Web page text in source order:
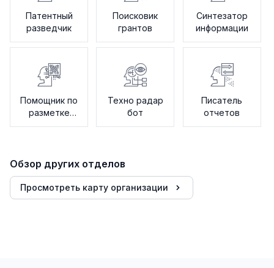
Патентный
разведчик
Поисковик
грантов
Синтезатор
информации
Помощник по
разметке
данных
Техно радар
бот
Писатель
отчетов
Обзор других отделов
Просмотреть карту организации